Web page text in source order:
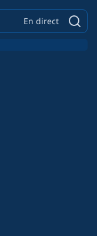
En direct